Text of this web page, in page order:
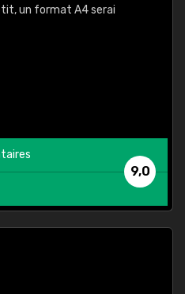
un format A4 serai
9,0